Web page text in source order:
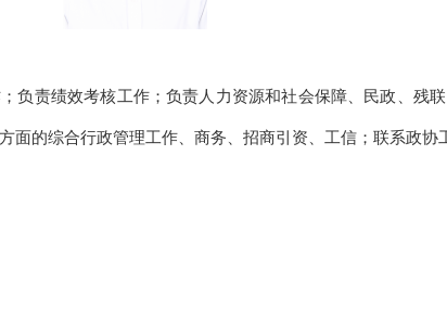
；负责绩效考核工作； 负责人力资源和社会保障、民政、残
的综合行政管理工作、 商务、招商引资、工信； 联系政协